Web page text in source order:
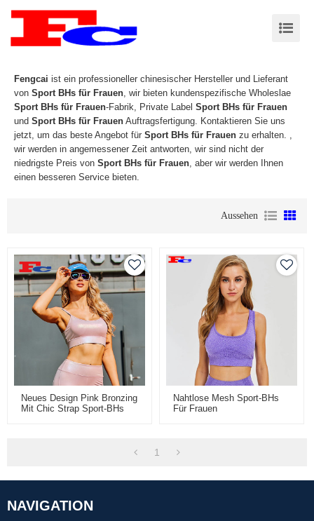
Fengcai ist ein professioneller chinesischer Hersteller und Lieferant
von Sport BHs für Frauen, wir bieten kundenspezifische Wholeslae
Sport BHs für Frauen-Fabrik, Private Label Sport BHs für Frauen
und Sport BHs für Frauen Auftragsfertigung. Kontaktieren Sie uns
jetzt, um das beste Angebot für Sport BHs für Frauen zu erhalten. ,
wir werden in angemessener Zeit antworten, wir sind nicht der
niedrigste Preis von Sport BHs für Frauen, aber wir werden Ihnen
einen besseren Service bieten.
Aussehen
Neues Design Pink Bronzing
Mit Chic Strap Sport-BHs
Nahtlose Mesh Sport-BHs
Für Frauen
1
NAVIGATION